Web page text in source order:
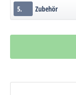
5. Zubehör